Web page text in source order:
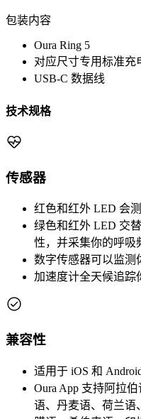
包装内容
Oura Ring 5
对应尺寸专用标准充
USB-C 数据线
技术规格
传感器
红色和红外 LED 会
绿色和红外 LED 交
性，并采集你的呼吸
数字传感器可以监测
加速度计全天候追踪
兼容性
适用于 iOS 和
Oura App 支持阿拉
语、丹麦语、荷兰语